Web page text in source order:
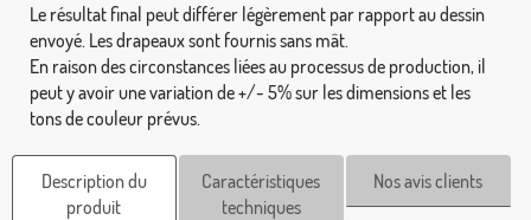
Le résultat final peut différer légèrement par rapport au dessin
envoyé. Les drapeaux sont fournis sans mât.
En raison des circonstances liées au processus de production, il
peut y avoir une variation de +/- 5% sur les dimensions et les
tons de couleur prévus.
Description du
produit
Caractéristiques
techniques
Nos avis clients